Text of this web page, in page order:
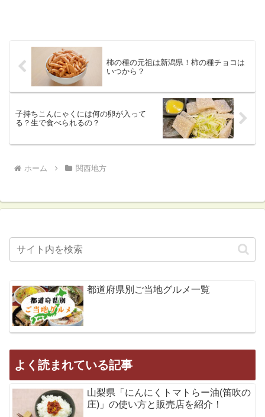
柿の種の元祖は新潟県！柿の種チョコは
いつから？
子持ちこんにゃくには何の卵が入って
る？生で食べられるの？
ホーム 関西地方
都道府県別ご当地グルメ一覧
よく読まれている記事
山梨県「にんにくトマトらー油(笛吹の
庄)」の使い方と販売店を紹介！